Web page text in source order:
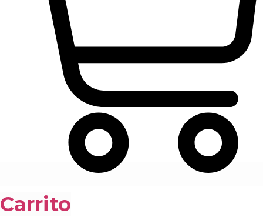
Carrito